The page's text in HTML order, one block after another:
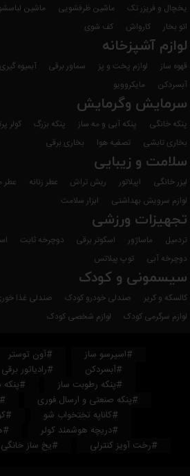
یخچال و فریزر تک ماشین ظرفشویی ماشین
اتو بخار
کارواش کف شوی
لوازم آشپزخانه
قهوه ساز لوازم پخت و پز سماور برقی آبمیوه گیری
آبسردکن
مایکروویو
سرمایش وگرمایش
پنکه خانگی پنکه آبی و مه ساز پنکه بزرگ کولر
بخاری تابشی
تصفیه هوا بخاری برقی
سلامت و زیبایی
لیزر خانگی اپیلاتور ریش تراش عطر زنانه
عطر
لوازم سرویش بهداشتی
ابزار سلامت
تجهیزات ورزشی
تردمیل ماساژور اسکوتر برقی دوچرخه ثابت
دوچرخه آبی
توپ پیلاتس
سیسمونی و کودک
کالسکه و کریر صندلی خودرو کودک صندلی غذا
لوازم سرگرمی کودک
لوازم شخصی کودک
#اسپرسو ساز #آون توستر
#آبسردکن
#رادیاتور برقی
#پنکه رطوبت ساز
#پنکه صنعتی و ارسال فوری
#کاناپه تختخواب شو
#دریچه هوشمند کولر
#رخت آویز کنترلی
#یخ ساز خانگی